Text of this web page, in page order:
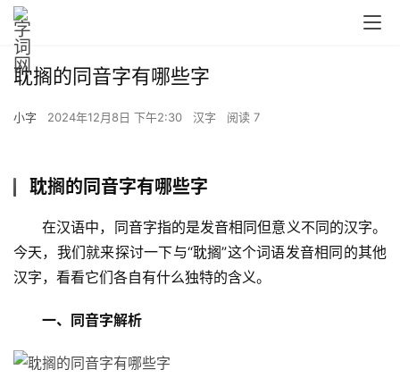
耽搁的同音字有哪些字
小字 2024年12月8日 下午2:30 汉字 阅读 7
耽搁的同音字有哪些字
在汉语中，同音字指的是发音相同但意义不同的汉字。
今天，我们就来探讨一下与“耽搁”这个词语发音相同的其他
汉字，看看它们各自有什么独特的含义。
一、同音字解析